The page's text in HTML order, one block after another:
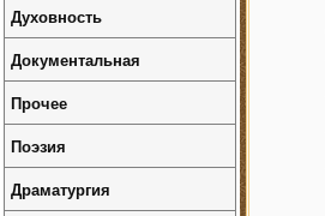
Духовность
Документальная
Прочее
Поэзия
Драматургия